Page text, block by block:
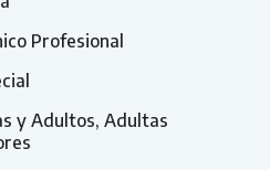
Profesional
y Adultos, Adultas